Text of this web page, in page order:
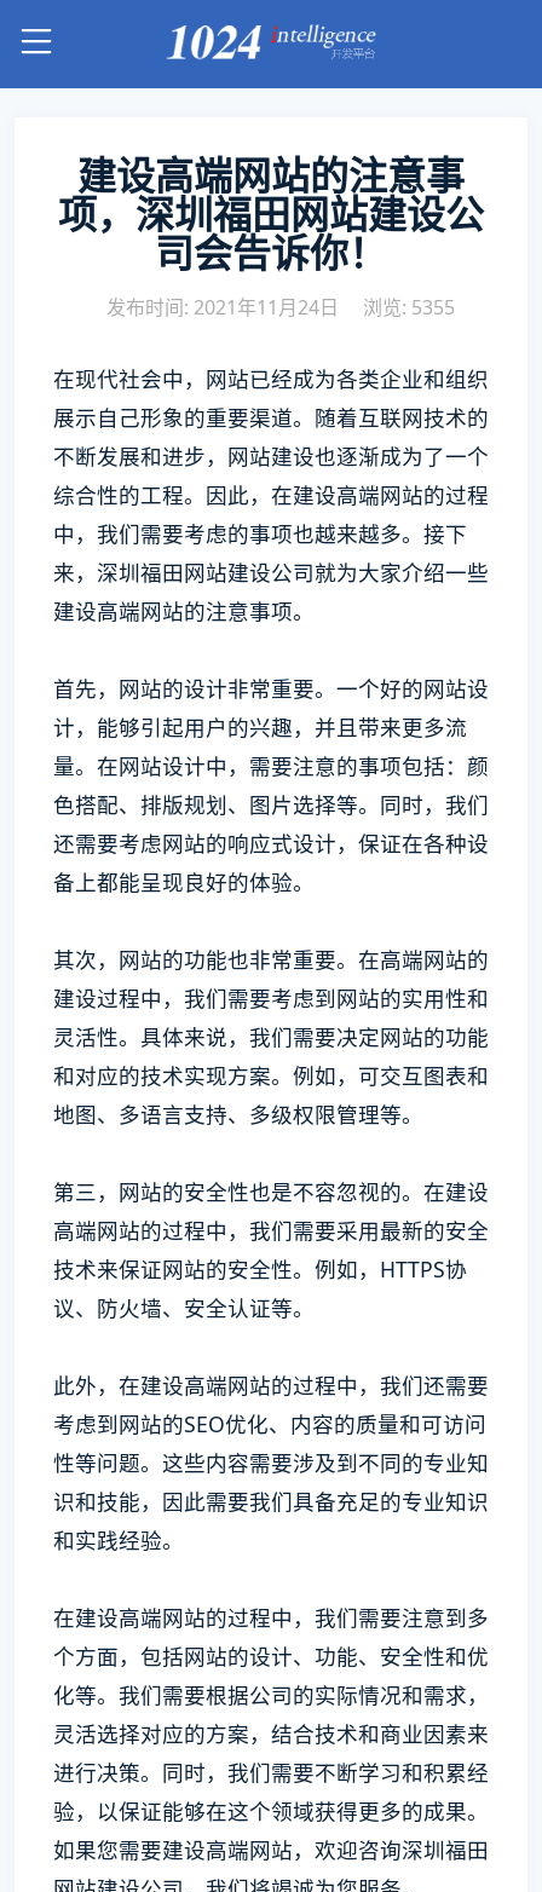
建设高端网站的注意事
项，深圳福田网站建设公
司会告诉你！
发布时间: 2021年11月24日 浏览: 5355
在现代社会中，网站已经成为各类企业和组织
展示自己形象的重要渠道。随着互联网技术的
不断发展和进步，网站建设也逐渐成为了一个
综合性的工程。因此，在建设高端网站的过程
中，我们需要考虑的事项也越来越多。接下
来，深圳福田网站建设公司就为大家介绍一些
建设高端网站的注意事项。
首先，网站的设计非常重要。一个好的网站设
计，能够引起用户的兴趣，并且带来更多流
量。在网站设计中，需要注意的事项包括：颜
色搭配、排版规划、图片选择等。同时，我们
还需要考虑网站的响应式设计，保证在各种设
备上都能呈现良好的体验。
其次，网站的功能也非常重要。在高端网站的
建设过程中，我们需要考虑到网站的实用性和
灵活性。具体来说，我们需要决定网站的功能
和对应的技术实现方案。例如，可交互图表和
地图、多语言支持、多级权限管理等。
第三，网站的安全性也是不容忽视的。在建设
高端网站的过程中，我们需要采用最新的安全
技术来保证网站的安全性。例如，HTTPS协
议、防火墙、安全认证等。
此外，在建设高端网站的过程中，我们还需要
考虑到网站的SEO优化、内容的质量和可访问
性等问题。这些内容需要涉及到不同的专业知
识和技能，因此需要我们具备充足的专业知识
和实践经验。
在建设高端网站的过程中，我们需要注意到多
个方面，包括网站的设计、功能、安全性和优
化等。我们需要根据公司的实际情况和需求，
灵活选择对应的方案，结合技术和商业因素来
进行决策。同时，我们需要不断学习和积累经
验，以保证能够在这个领域获得更多的成果。
如果您需要建设高端网站，欢迎咨询深圳福田